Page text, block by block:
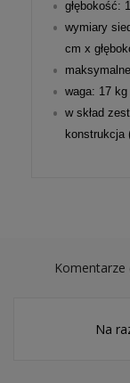
głębokość:
wymiary
cm x
waga: 17 kg
w skład
konstrukcja
Komentarze
Na